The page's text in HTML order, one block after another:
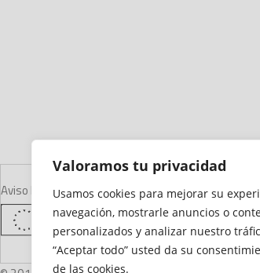
Valoramos tu privacidad
Usamos cookies para mejorar su
navegación, mostrarle anuncios o
personalizados y analizar nuestro
“Aceptar todo” usted da su
de las cookies.
Aviso LegalDeclaración de AccesibilidadMapa del